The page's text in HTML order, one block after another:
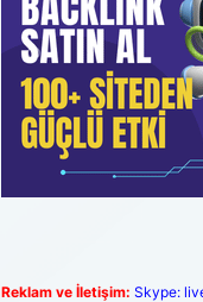
Reklam ve İletişim: Skype: